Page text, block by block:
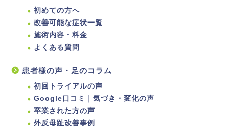
初めての方へ
改善可能な症状一覧
施術内容・料金
よくある質問
患者様の声・足のコラム
初回トライアルの声
Google口コミ｜気づき・変化の声
卒業された方の声
外反母趾改善事例